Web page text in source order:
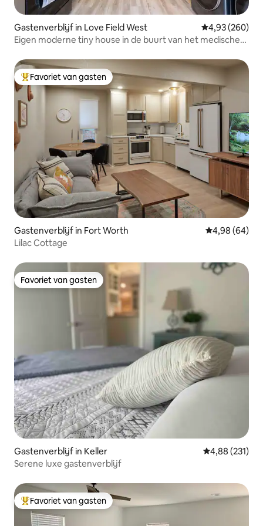
Gastenverblijf in Love Field West Gemiddelde
4,93 (260)
Eigen moderne tiny house in de buurt van het medische
Topfavoriet van gasten
Favoriet van gasten
Gastenverblijf in Fort Worth Gemiddelde
4,98 (64)
Lilac Cottage
Favoriet van gasten
Favoriet van gasten
Gastenverblijf in Keller Gemiddelde
4,88 (231)
Serene luxe gastenverblijf
Topfavoriet van gasten
Favoriet van gasten